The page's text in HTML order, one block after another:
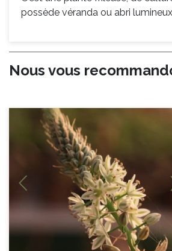
possède véranda ou abri
Nous vous
Previous